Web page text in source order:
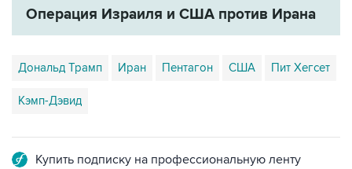
Операция Израиля и США против Ирана
Дональд Трамп Иран Пентагон США Пит Хегсет
Кэмп-Дэвид
Купить подписку на профессиональную ленту